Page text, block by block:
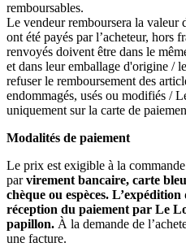
remboursables.
Le vendeur remboursera la valeur
ont été payés par l’acheteur, hors
renvoyés doivent être dans le
et dans leur emballage d'origine /
refuser le remboursement des
endommagés, usés ou modifiés /
uniquement sur la carte de
Modalités de paiement
Le prix est exigible à la
parvirement bancaire, carte
chèque ou espèces. L’expédition
réception du paiement par Le
papillon. À la demande de
une facture.